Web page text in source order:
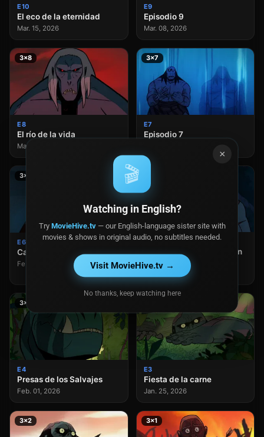
E10
El eco de la eternidad
Mar. 15, 2026
E9
Episodio 9
Mar. 08, 2026
3×8
E8
El río de la vida
Mar. 01, 2026
3×7
E7
Episodio 7
3×6
E6
Caverna de los Horrores
Feb. 15, 2026
E5
Los muertos no proyectan
sombra
Feb. 08, 2026
3×4
E4
Presas de los Salvajes
Feb. 01, 2026
E3
Fiesta de la carne
Jan. 25, 2026
3×2 3×1
×
🎬
Watching in English?
Try MovieHive.tv— our English-language sister site with
movies & shows in original audio, no subtitles needed.
Visit MovieHive.tv →
No thanks, keep watching here